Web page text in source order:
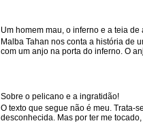
Um homem mau, o inferno e a teia de
Malba Tahan nos conta a história de
com um anjo na porta do inferno. O
Sobre o pelicano e a ingratidão!
O texto que segue não é meu. Trata-
desconhecida. Mas por ter me tocado,